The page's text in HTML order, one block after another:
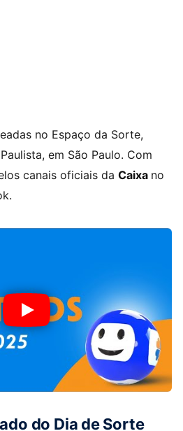
no Espaço da Sorte,
em São Paulo. Com
canais oficiais da Caixa no
do Dia de Sorte